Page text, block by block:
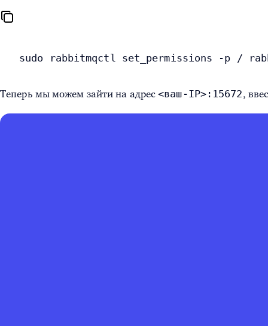
sudo rabbitmqctl set_permissions -p /
Теперь мы можем зайти на адрес<ваш-IP>:15672,